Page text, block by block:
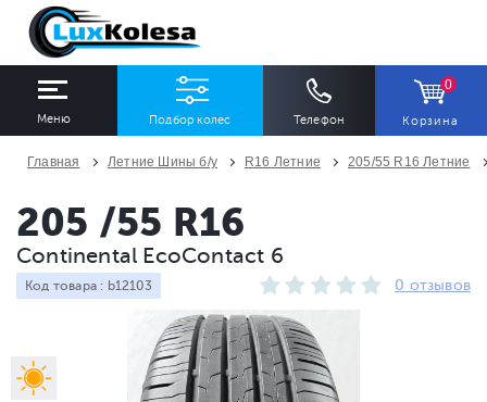
Меню Подбор колес Телефон
0
Корзина
Ширина
Все
Профиль
Все
Все
Количество
Все
Главная Летние Шины б/у R16 Летние 205/55 R16 Летние
205 /55 R16
Continental EcoContact 6
Код товара : b12103 0 отзывов